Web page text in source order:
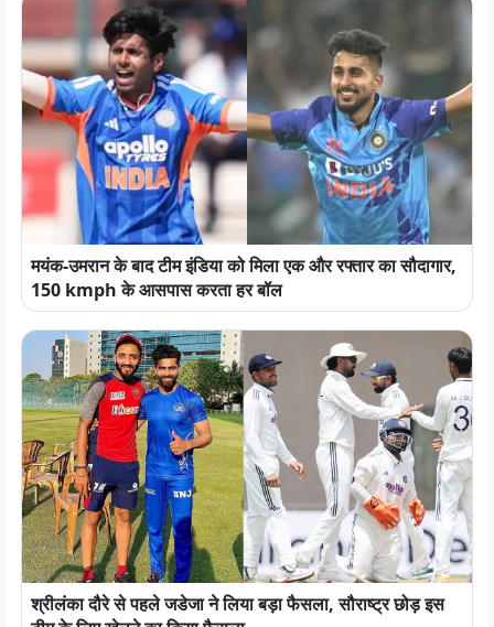
मयंक-उमरान के बाद टीम इंडिया को मिला एक और रफ्तार का सौदागार,
150 kmph के आसपास करता हर बॉल
श्रीलंका दौरे से पहले जडेजा ने लिया बड़ा फैसला, सौराष्ट्र छोड़ इस